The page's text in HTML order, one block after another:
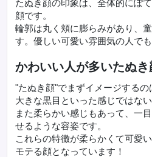
たぬき顔の印象は、全体的にぽ
顔です。
輪郭は丸く頬に膨らみがあり、
す。優しい可愛い雰囲気の人でも
かわいい人が多いたぬき
"たぬき顔"でまずイメージする
大きな黒目といった感じではない
また柔らかい感じもあって、一
せるような容姿です。
これらの特徴が柔らかくて可愛
モテる顔となっています！